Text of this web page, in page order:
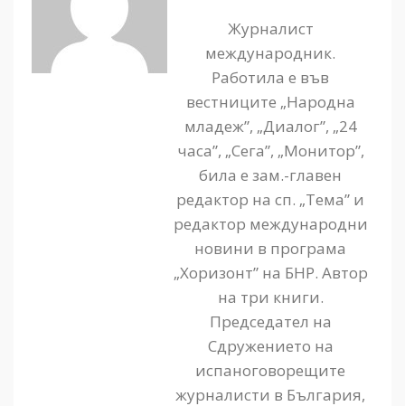
Журналист
международник.
Работила е във
вестниците „Народна
младеж”, „Диалог”, „24
часа”, „Сега”, „Монитор”,
била е зам.-главен
редактор на сп. „Тема” и
редактор международни
новини в програма
„Хоризонт” на БНР. Автор
на три книги.
Председател на
Сдружението на
испаноговорещите
журналисти в България,